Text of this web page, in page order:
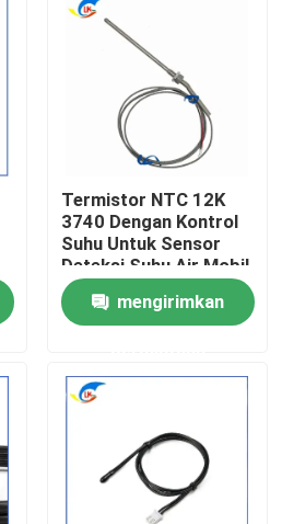
Termistor NTC 12K
3740 Dengan Kontrol
Suhu Untuk Sensor
Deteksi Suhu Air Mobil
Boiler Dispenser Air
mengirimkan